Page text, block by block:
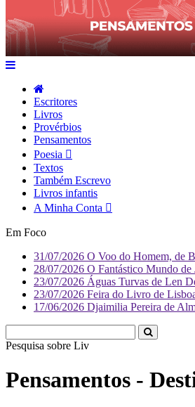
Escritores
Livros
Provérbios
Pensamentos
Poesia
Textos
Também Escrevo
Livros infantis
A Minha Conta
Em Foco
31/07/2026 O Voo do Homem, de
28/07/2026 O Fantástico Mundo de
23/07/2026 Águas Turvas de Len
23/07/2026 Feira do Livro de
17/06/2026 Djaimilia Pereira de
Pesquisa sobre Literatura
Pensamentos -